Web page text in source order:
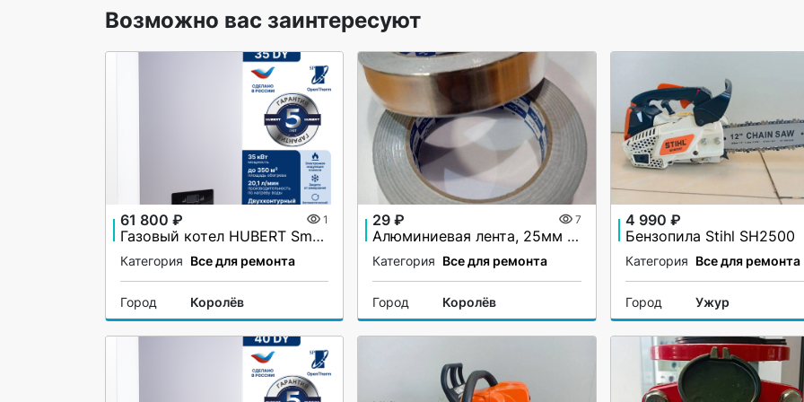
Возможно вас заинтересуют
61 800 ₽ 1
Газовый котел HUBERT Smart AGB 35DY настенный двухконтурный
Категория Все для ремонта
Город Королёв
29 ₽ 7
Алюминиевая лента, 25мм х 40М, 50 мкм, без и/у, Klebebander
Категория Все для ремонта
Город Королёв
4 990 ₽
Бензопила Stihl SH2500
Категория Все для ремонта
Город Ужур